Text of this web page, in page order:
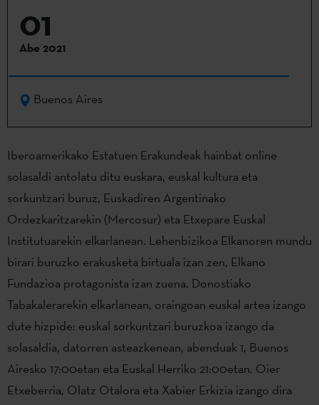
01
Abe 2021
Buenos Aires
Iberoamerikako Estatuen Erakundeak hainbat online
solasaldi antolatu ditu euskara, euskal kultura eta
sorkuntzari buruz, Euskadiren Argentinako
Ordezkaritzarekin (Mercosur) eta Etxepare Euskal
Institutuarekin elkarlanean. Lehenbizikoa Elkanoren mundu
birari buruzko erakusketa birtuala izan zen, Elkano
Fundazioa protagonista izan zuena. Donostiako
Tabakalerarekin elkarlanean, oraingoan euskal artea izango
dute hizpide: euskal sorkuntzari buruzkoa izango da
solasaldia, datorren asteazkenean, abenduak 1, Buenos
Airesko 17:00etan eta Euskal Herriko 21:00etan. Oier
Etxeberria, Olatz Otalora eta Xabier Erkizia izango dira